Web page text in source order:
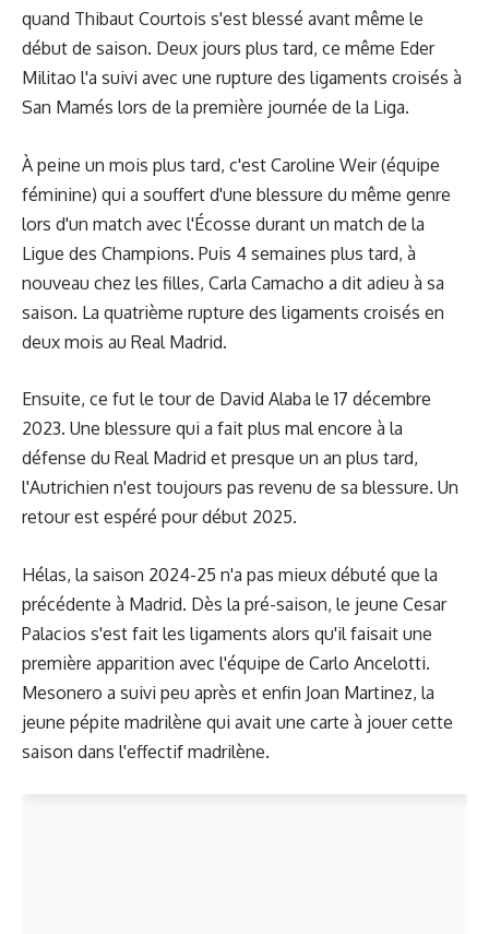
quand Thibaut Courtois s'est blessé avant même le
début de saison. Deux jours plus tard, ce même Eder
Militao l'a suivi avec une rupture des ligaments croisés à
San Mamés lors de la première journée de la Liga.
À peine un mois plus tard, c'est Caroline Weir (équipe
féminine) qui a souffert d'une blessure du même genre
lors d'un match avec l'Écosse durant un match de la
Ligue des Champions. Puis 4 semaines plus tard, à
nouveau chez les filles, Carla Camacho a dit adieu à sa
saison. La quatrième rupture des ligaments croisés en
deux mois au Real Madrid.
Ensuite, ce fut le tour de David Alaba le 17 décembre
2023. Une blessure qui a fait plus mal encore à la
défense du Real Madrid et presque un an plus tard,
l'Autrichien n'est toujours pas revenu de sa blessure. Un
retour est espéré pour début 2025.
Hélas, la saison 2024-25 n'a pas mieux débuté que la
précédente à Madrid. Dès la pré-saison, le jeune Cesar
Palacios s'est fait les ligaments alors qu'il faisait une
première apparition avec l'équipe de Carlo Ancelotti.
Mesonero a suivi peu après et enfin Joan Martinez, la
jeune pépite madrilène qui avait une carte à jouer cette
saison dans l'effectif madrilène.